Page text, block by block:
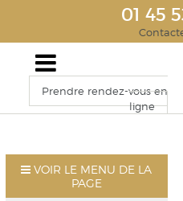
01 45
Prendre rendez-vous en
ligne
VOIR LE MENU DE LA
PAGE